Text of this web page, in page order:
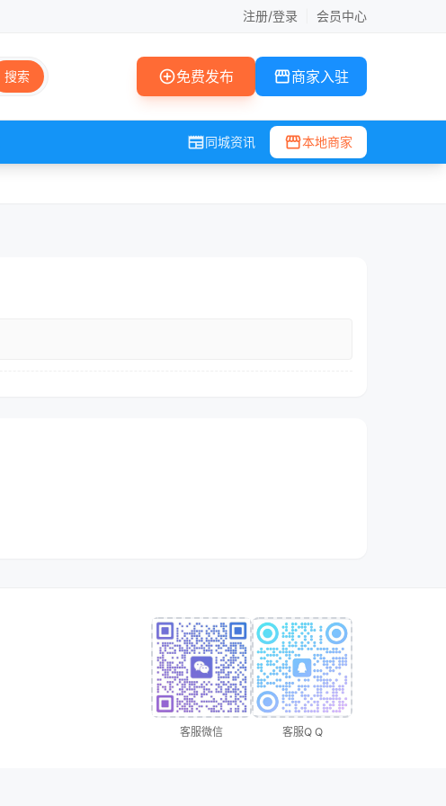
注册/登录 会员中心
搜索 add_circle免费发布 storefront商家入驻
newspaper同城资讯 storefront本地商家
客服微信 客服Q Q